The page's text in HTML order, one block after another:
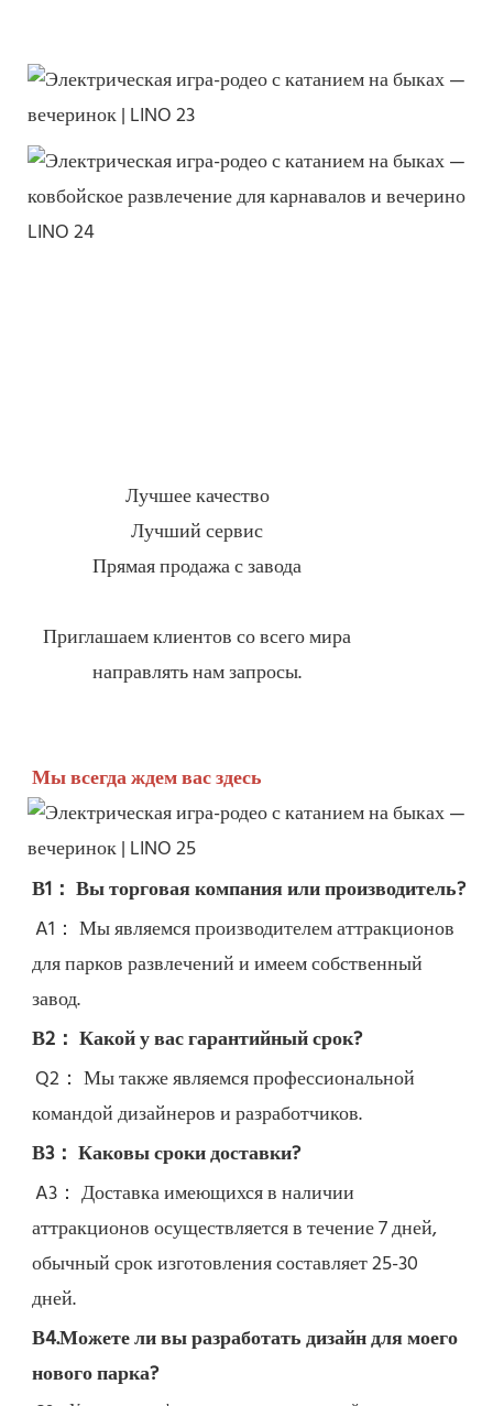
Лучшее качество
Лучший сервис
Прямая продажа с завода
Приглашаем клиентов со всего мира
направлять нам запросы.
Мы всегда ждем вас здесь
В1： Вы торговая компания или производитель?
A1： Мы являемся производителем аттракционов
для парков развлечений и имеем собственный
завод.
В2： Какой у вас гарантийный срок?
Q2： Мы также являемся профессиональной
командой дизайнеров и разработчиков.
В3： Каковы сроки доставки?
A3： Доставка имеющихся в наличии
аттракционов осуществляется в течение 7 дней,
обычный срок изготовления составляет 25-30
дней.
В4.Можете ли вы разработать дизайн для моего
нового парка?